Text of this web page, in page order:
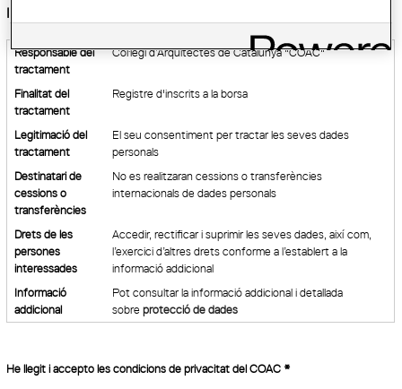
Informació bàsica sobre protecció de dades:
Responsable del
tractament
Col·legi d’Arquitectes de Catalunya "COAC"
Finalitat del
tractament
Registre d'inscrits a la borsa
Legitimació del
tractament
El seu consentiment per tractar les seves dades
personals
Destinatari de
cessions o
transferències
No es realitzaran cessions o transferències
internacionals de dades personals
Drets de les
persones
interessades
Accedir, rectificar i suprimir les seves dades, així com,
l’exercici d’altres drets conforme a l’establert a la
informació addicional
Informació
addicional
Pot consultar la informació addicional i detallada
sobreprotecció de dades
He llegit i accepto les condicions de privacitat del COAC *